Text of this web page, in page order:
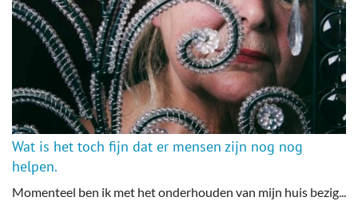
Wat is het toch fijn dat er mensen zijn nog nog
helpen.
Momenteel ben ik met het onderhouden van mijn huis bezig...